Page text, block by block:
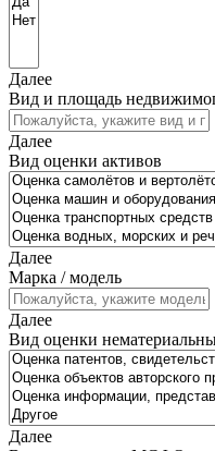
Далее
Вид и площадь
Далее
Вид оценки активов
Далее
Марка / модель
Далее
Вид оценки
Далее